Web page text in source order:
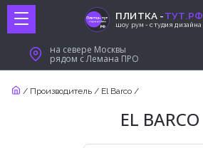
ПЛИТКА -ТУТ.РФ
шоу рум - студия дизайна
на севере Москвы
рядом с Лемана ПРО
/ Производитель / El Barco /
EL BARCO